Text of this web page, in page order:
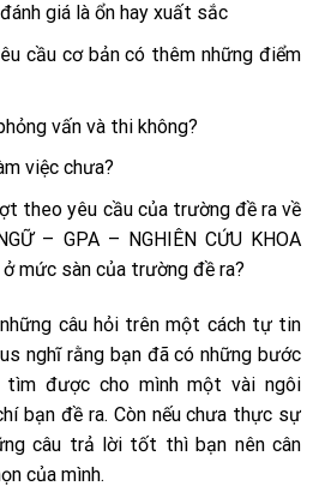
giá là ổn hay xuất sắc
cầu cơ bản có thêm những điểm
vấn và thi không?
việc chưa?
theo yêu cầu của trường đề ra về
– GPA – NGHIÊN CỨU KHOA
mức sàn của trường đề ra?
câu hỏi trên một cách tự tin
nghĩ rằng bạn đã có những bước
được cho mình một vài ngôi
bạn đề ra. Còn nếu chưa thực sự
câu trả lời tốt thì bạn nên cân
của mình.